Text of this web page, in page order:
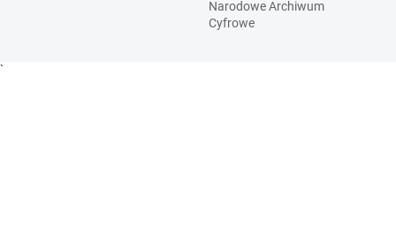
Narodowe Archiwum
Cyfrowe
`